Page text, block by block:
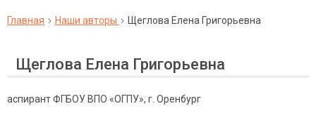
Главная Наши авторы Щеглова Елена Григорьевна
Щеглова Елена Григорьевна
аспирант ФГБОУ ВПО «ОГПУ», г. Оренбург